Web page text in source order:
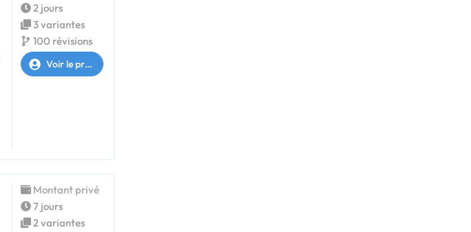
2 jours
3 variantes
100 révisions
Voir le profil
Montant privé
7 jours
2 variantes